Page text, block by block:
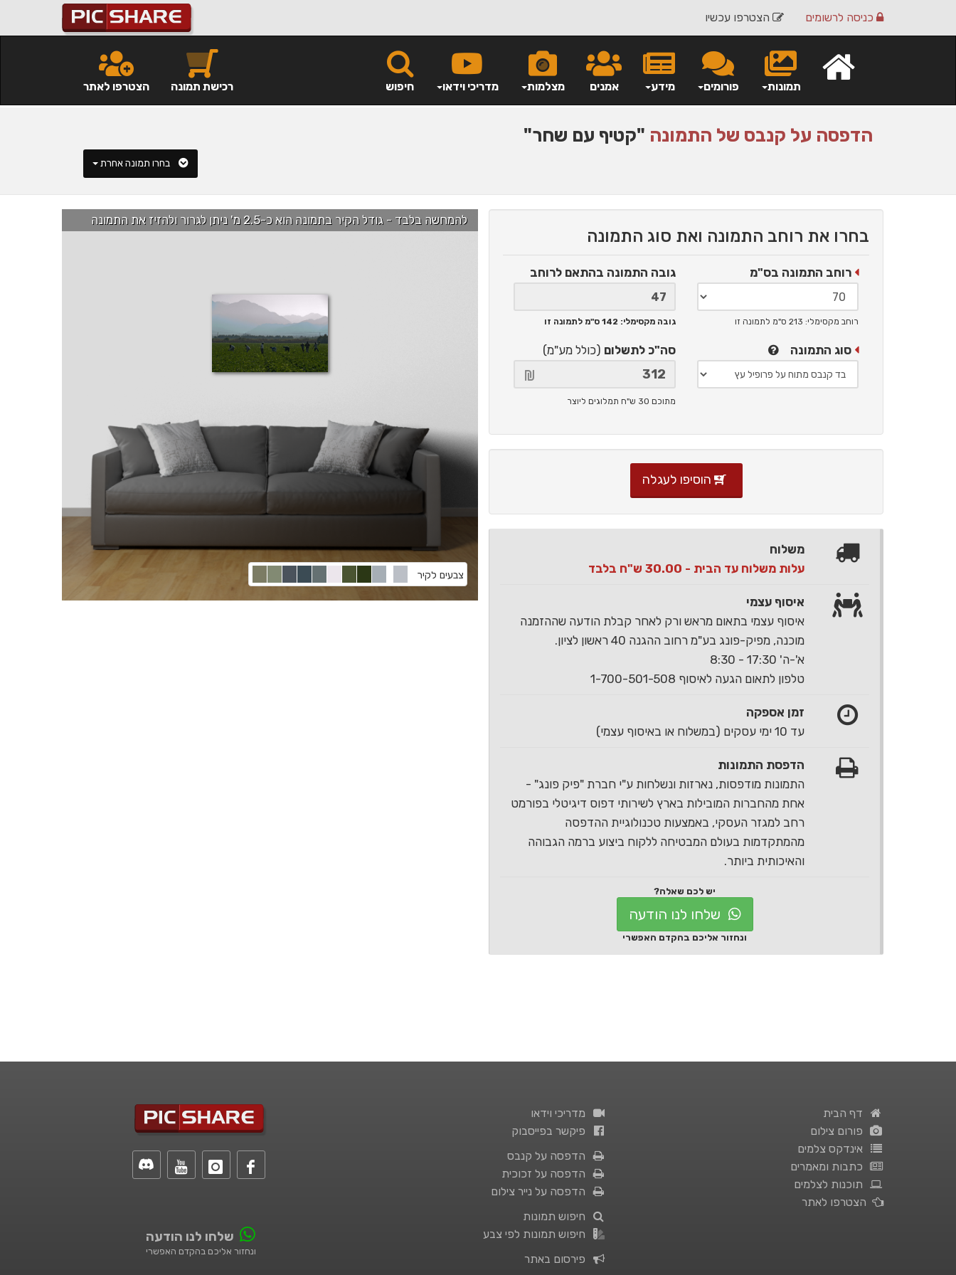
הצטרפו עכשיו כניסה לרשומים
חיפוש מדריכי וידאו מצלמות אמנים מידע פורומים תמונות הצטרפו לאתר רכישת תמונה
הדפסה על קנבס של התמונה "קטיף עם שחר"
להמחשה בלבד - גודל הקיר בתמונה הוא כ-2.5 מ' ניתן לגרור ולהזיז את התמונה
צבעים לקיר
בחרו את רוחב התמונה ואת סוג התמונה
רוחב התמונה בס"מ
רוחב מקסימלי: 213 ס"מ לתמונה זו
גובה התמונה בהתאם לרוחב
גובה מקסימלי: 142 ס"מ לתמונה זו
סוג התמונה סה"כ לתשלום (כולל מע"מ)
מתוכם 30 ש"ח תמלוגים ליוצר
הוסיפו לעגלה
משלוח
עלות משלוח עד הבית - 30.00 ש"ח בלבד
איסוף עצמי
איסוף עצמי בתאום מראש ורק לאחר קבלת הודעה שההזמנה
מוכנה, מפיק-פונג בע"מ רחוב ההגנה 40 ראשון לציון.
א'-ה' 17:30 - 8:30
טלפון לתאום הגעה לאיסוף 1-700-501-508
זמן אספקה
עד 10 ימי עסקים (במשלוח או באיסוף עצמי)
הדפסת התמונות
התמונות מודפסות, נארזות ונשלחות ע"י חברת "פיק פונג" -
אחת מהחברות המובילות בארץ לשירותי דפוס דיגיטלי בפורמט
רחב למגזר העסקי, באמצעות טכנולוגיית ההדפסה
מהמתקדמות בעולם המבטיחה ללקוח ביצוע ברמה הגבוהה
והאיכותית ביותר.
יש לכם שאלה?
שלחו לנו הודעה
ונחזור אליכם בהקדם האפשרי
שלחו לנו הודעה
ונחזור אליכם בהקדם האפשרי
מדריכי וידאו
פיקשר בפייסבוק
הדפסה על קנבס
הדפסה על זכוכית
הדפסה על נייר צילום
חיפוש תמונות
חיפוש תמונות לפי צבע
פירסום באתר
דף הבית
פורום צילום
אינדקס צלמים
כתבות ומאמרים
תוכנות לצלמים
הצטרפו לאתר